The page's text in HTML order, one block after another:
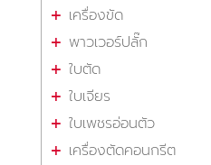
เครื่องขัด
พาวเวอร์ปลั๊ก
ใบตัด
ใบเจียร
ใบเพชรอ่อนตัว
เครื่องตัดคอนกรีต